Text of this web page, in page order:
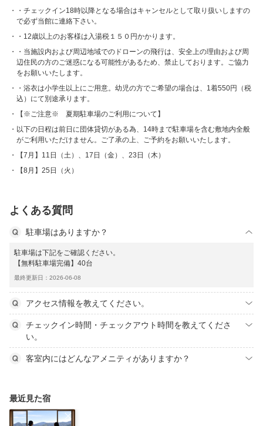
・チェックイン18時以降となる場合はキャンセルとして取り扱いしますの
で必ず当館に連絡下さい。
・12歳以上のお客様は入湯税１５０円かかります。
・当施設内および周辺地域でのドローンの飛行は、安全上の理由および周
辺住民の方のご迷惑になる可能性があるため、禁止しております。ご協力
をお願いいたします。
・浴衣は小学生以上にご用意。幼児の方でご希望の場合は、1着550円（税
込）にて別途承ります。
【※ご注意※ 夏期駐車場のご利用について】
以下の日程は前日に団体貸切がある為、14時まで駐車場を含む敷地内全般
がご利用いただけません。ご了承の上、ご予約をお願いいたします。
【7月】11日（土）、17日（金）、23日（木）
【8月】25日（火）
よくある質問
駐車場はありますか？
駐車場は下記をご確認ください。
【無料駐車場完備】40台
最終更新日：2026-06-08
アクセス情報を教えてください。
チェックイン時間・チェックアウト時間を教えてくださ
い。
客室内にはどんなアメニティがありますか？
最近見た宿